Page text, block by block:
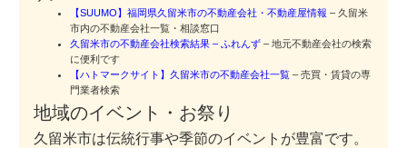
【SUUMO】福岡県久留米市の不動産会社・不動産屋情報 – 久留米
市内の不動産会社一覧・相談窓口
久留米市の不動産会社検索結果 – ふれんず – 地元不動産会社の検索
に便利です
【ハトマークサイト】久留米市の不動産会社一覧 – 売買・賃貸の専
門業者検索
地域のイベント・お祭り
久留米市は伝統行事や季節のイベントが豊富です。